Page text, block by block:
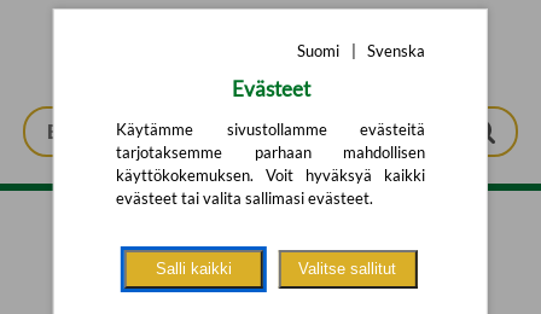
Tarkennettu haku
Suomi Svenska
Evästeet
Käytämme sivustollamme evästeitä
tarjotaksemme parhaan mahdollisen
käyttökokemuksen. Voit hyväksyä kaikki
evästeet tai valita sallimasi evästeet.
Salli kaikki Valitse sallitut